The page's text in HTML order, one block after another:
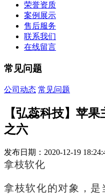
荣誉资质
案例展示
售后服务
联系我们
在线留言
常见问题
公司动态 常见问题
【弘蕊科技】苹
之六
发布日期：2020-12-19
拿枝软化
拿枝软化的对象，是